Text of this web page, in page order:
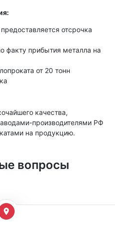
отсрочка
факту прибытия металла на
от 20 тонн
качества,
производителями РФ
на продукцию.
вопросы